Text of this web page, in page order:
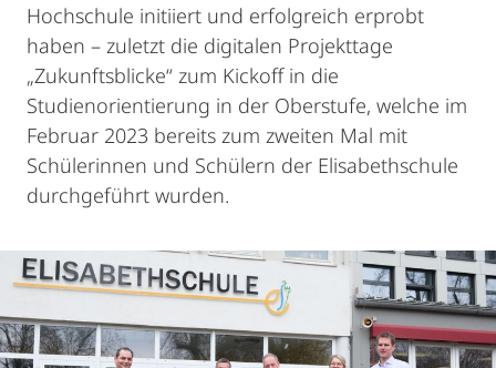
Hochschule initiiert und erfolgreich erprobt
haben – zuletzt die digitalen Projekttage
„Zukunftsblicke“ zum Kickoff in die
Studienorientierung in der Oberstufe, welche im
Februar 2023 bereits zum zweiten Mal mit
Schülerinnen und Schülern der Elisabethschule
durchgeführt wurden.